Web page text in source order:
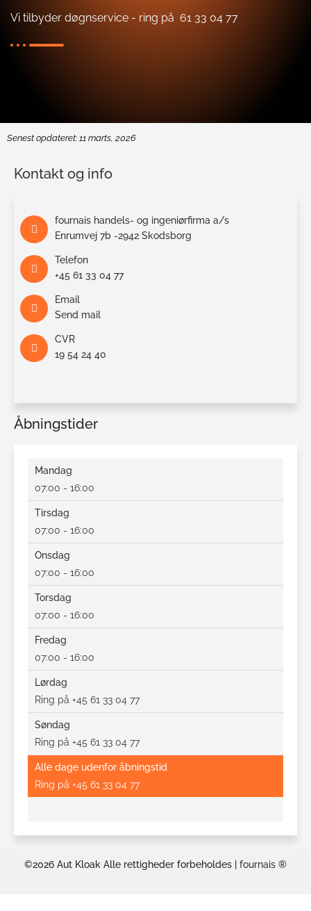
Vi tilbyder døgnservice - ring på 61 33 04 77
Senest opdateret: 11 marts, 2026
Kontakt og info
fournais handels- og ingeniørfirma a/s
Enrumvej 7b -2942 Skodsborg
Telefon
+45 61 33 04 77
Email
Send mail
CVR
19 54 24 40
Åbningstider
Mandag
07:00 - 16:00
Tirsdag
07:00 - 16:00
Onsdag
07:00 - 16:00
Torsdag
07:00 - 16:00
Fredag
07:00 - 16:00
Lørdag
Ring på +45 61 33 04 77
Søndag
Ring på +45 61 33 04 77
Alle dage udenfor åbningstid
Ring på +45 61 33 04 77
©2026 Aut Kloak Alle rettigheder forbeholdes | fournais ®